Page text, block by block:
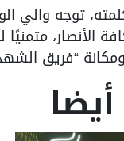
توجه والي
الأنصار،
“فريق